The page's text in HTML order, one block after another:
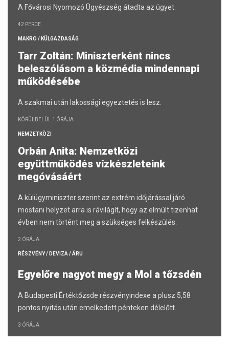
A Fővárosi Nyomozó Ügyészség átadta az ügyet.
42 PERCE
MAKRO / KÜLGAZDASÁG
Tarr Zoltán: Miniszterként nincs
beleszólásom a közmédia mindennapi
működésébe
A szakmai után lakossági egyeztetés is lesz.
KÖRÜLBELÜL 1 ÓRÁJA
NEMZETKÖZI
Orbán Anita: Nemzetközi
együttműködés vízkészleteink
megóvásáért
A külügyminiszter szerint az extrém időjárással járó
mostani helyzet arra is rávilágít, hogy az elmúlt tizenhat
évben nem történt meg a szükséges felkészülés.
2 ÓRÁJA
RÉSZVÉNY / DEVIZA / ÁRU
Egyelőre nagyot megy a Mol a tőzsdén
A Budapesti Értéktőzsde részvényindexe a plusz 5,58
pontos nyitás után emelkedett pénteken délelőtt.
3 ÓRÁJA